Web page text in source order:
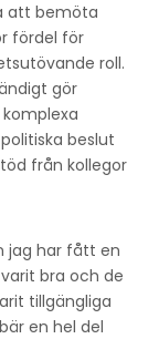
att bemöta
fördel för
roll.
gör
beslut
från kollegor
jag har fått en
bra och de
tillgängliga
en hel del